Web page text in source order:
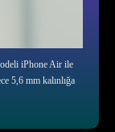
iPhone Air ile
5,6 mm kalınlığa